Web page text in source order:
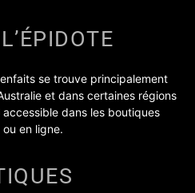
se trouve principalement
et dans certaines régions
accessible dans les boutiques
en ligne.